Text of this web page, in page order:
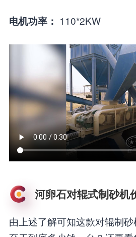
电机功率： 110*2KW
河卵石对辊式制砂机
由上述了解可知这款对辊制砂